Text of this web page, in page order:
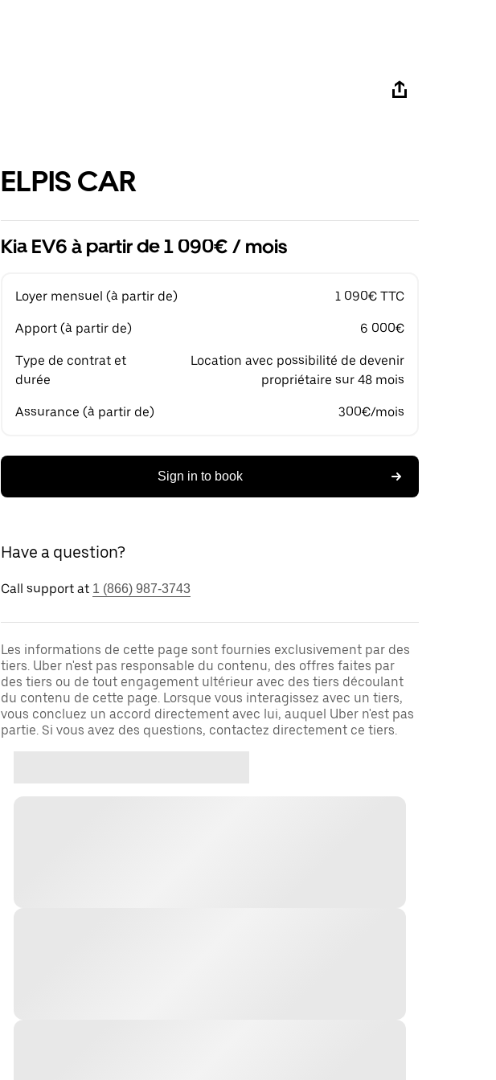
ELPIS CAR
Kia EV6 à partir de 1 090€ / mois
Loyer mensuel (à partir de) 1 090€ TTC
Apport (à partir de) 6 000€
Type de contrat et
durée
Location avec possibilité de devenir
propriétaire sur 48 mois
Assurance (à partir de) 300€/mois
Sign in to book
Have a question?
Call support at 1 (866) 987-3743
Les informations de cette page sont fournies exclusivement par des
tiers. Uber n'est pas responsable du contenu, des offres faites par
des tiers ou de tout engagement ultérieur avec des tiers découlant
du contenu de cette page. Lorsque vous interagissez avec un tiers,
vous concluez un accord directement avec lui, auquel Uber n'est pas
partie. Si vous avez des questions, contactez directement ce tiers.